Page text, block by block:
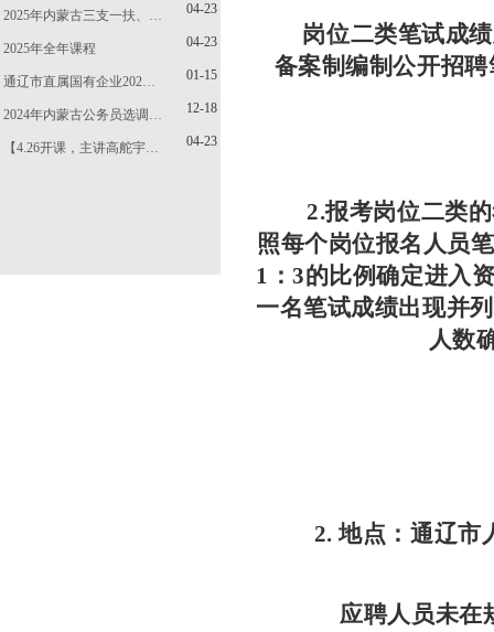
04-23
2025年内蒙古三支一扶、…
04-23
2025年全年课程
01-15
通辽市直属国有企业202…
12-18
2024年内蒙古公务员选调…
04-23
【4.26开课，主讲高舵宇…
岗位二类笔试成
备案制编制公开招
2.报考岗位二类
照每个岗位报名人员
1：3的比例确定进入
一名笔试成绩出现并
人数
2.地点： 通辽市
应聘人员未在